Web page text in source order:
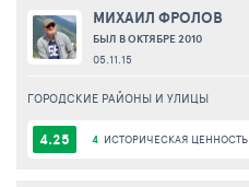
МИХАИЛ ФРОЛОВ
БЫЛ В ОКТЯБРЕ 2010
05.11.15
ГОРОДСКИЕ РАЙОНЫ И УЛИЦЫ
4.25 4 ИСТОРИЧЕСКАЯ ЦЕННОСТЬ